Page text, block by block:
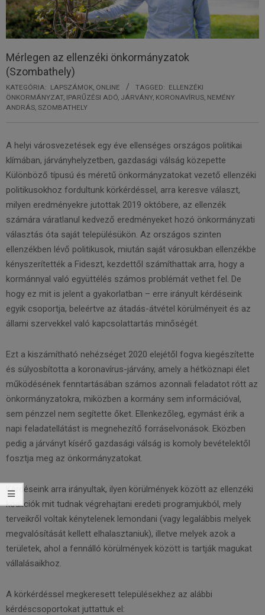
Mérlegen az ellenzéki önkormányzatok
(Szombathely)
KATEGÓRIA: LAPSZÁMOK ONLINE TAGGED: ELLENZÉKI
ÖNKORMÁNYZAT, IPARŰZÉSI ADÓ JÁRVÁNY, KORONAVÍRUS NEMÉNY
ANDRÁS SZOMBATHELY
A helyi városvezetések egy éve ellenséges országos politikai
klímában, járványhelyzetben, gazdasági válság közepette
Különböző típusú és méretű önkormányzatokat vezető ellenzéki
politikusokhoz fordultunk körkérdéssel, arra keresve választ,
milyen eredményekre jutottak 2019 októbere, az ellenzék
számára váratlanul kedvező eredményeket hozó önkormányzati
választás óta saját településükön. Az országos szinten
ellenzékben lévő politikusok, miután saját városukban ellenzékbe
kényszerítették a Fideszt, kezdettől számíthattak arra, hogy a
kormánnyal való együttélés számos problémát vethet fel. De
hogy ez mit is jelent a gyakorlatban – erre irányult kérdéseink
egyik csoportja, beleértve az átadás-átvétel körülményeit és az
állami szervekkel való kapcsolattartás minőségét.
Ezt a kiszámítható nehézséget 2020 elejétől fogva kiegészítette
és súlyosbította a koronavírus-járvány, amely a hétköznapi élet
működésének fenntartásában számos azonnali feladatot rótt az
önkormányzatokra, miközben a kormány sem információval,
sem pénzzel nem segítette őket. Ellenkezőleg, egymást érik a
napi feladatellátást is megnehezítő forráselvonások. Eközben
pedig a járványt kísérő gazdasági válság is komoly bevételektől
fosztja meg az önkormányzatokat.
Kérdéseink arra irányultak, ilyen körülmények között az ellenzéki
koalíciók mit tudnak végrehajtani eredeti programjukból, mely
terveikről voltak kénytelenek lemondani (vagy legalábbis melyek
megvalósítását kellett elhalasztaniuk), illetve melyek azok a
területek, ahol a fennálló körülmények között is tartják magukat
vállalásaikhoz.
A körkérdéssel megkeresett településekhez az alábbi
kérdéscsoportokat juttattuk el: